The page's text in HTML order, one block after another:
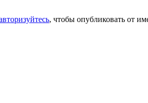
, чтобы опубликовать от